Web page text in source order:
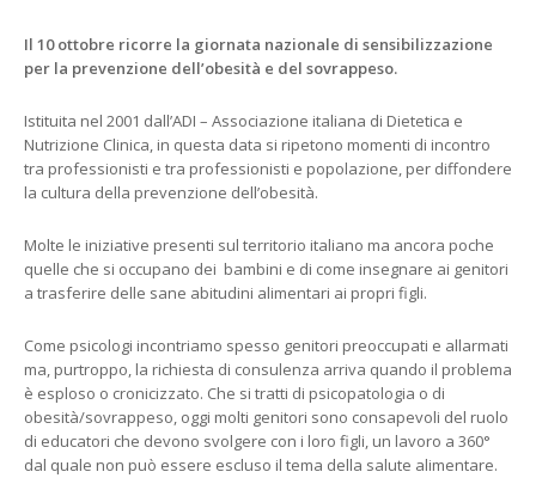
Il 10 ottobre ricorre la giornata nazionale di sensibilizzazione
per la prevenzione dell’obesità e del sovrappeso.
Istituita nel 2001 dall’ADI – Associazione italiana di Dietetica e
Nutrizione Clinica, in questa data si ripetono momenti di incontro
tra professionisti e tra professionisti e popolazione, per diffondere
la cultura della prevenzione dell’obesità.
Molte le iniziative presenti sul territorio italiano ma ancora poche
quelle che si occupano dei bambini e di come insegnare ai genitori
a trasferire delle sane abitudini alimentari ai propri figli.
Come psicologi incontriamo spesso genitori preoccupati e allarmati
ma, purtroppo, la richiesta di consulenza arriva quando il problema
è esploso o cronicizzato. Che si tratti di psicopatologia o di
obesità/sovrappeso, oggi molti genitori sono consapevoli del ruolo
di educatori che devono svolgere con i loro figli, un lavoro a 360°
dal quale non può essere escluso il tema della salute alimentare.